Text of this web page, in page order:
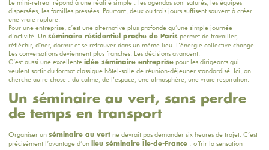
Le mini-retreat répond à une réalité simple : les agendas sont saturés, les équipes
dispersées, les familles pressées. Pourtant, deux ou trois jours suffisent souvent à créer
une vraie rupture.
Pour une entreprise, c’est une alternative plus profonde qu’une simple journée
d’activité. Un séminairerésidentiel proche de Paris permet de travailler,
réfléchir, dîner, dormir et se retrouver dans un même lieu. L’énergie collective change.
Les conversations deviennent plus franches. Les décisions avancent.
C’est aussi une excellente idée séminaire entreprisepour les dirigeants qui
veulent sortir du format classique hôtel-salle de réunion-déjeuner standardisé. Ici, on
cherche autre chose : du calme, de l’espace, une atmosphère, une vraie respiration.
Un séminaire au vert, sans perdre
de temps en transport
Organiser un séminaire au vertne devrait pas demander six heures de trajet. C’est
précisément l’avantage d’un lieu séminaire Île-de-France: offrir la sensation